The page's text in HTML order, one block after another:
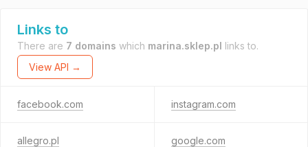
Links to
There are 7 domains which marina.sklep.pl links to.
View API →
facebook.com instagram.com
allegro.pl google.com